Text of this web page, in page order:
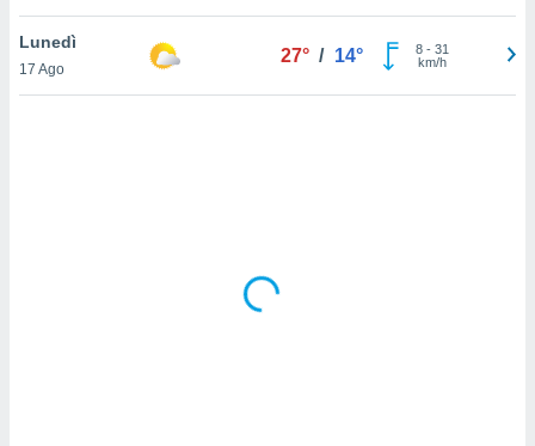
Lunedì
17 Ago
27° / 14° 8- 31
km/h